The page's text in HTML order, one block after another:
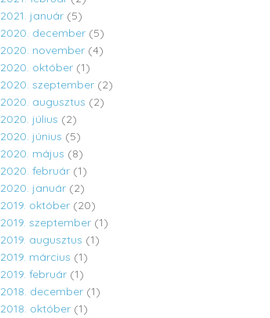
2021. január(5)
2020. december(5)
2020. november(4)
2020. október(1)
2020. szeptember(2)
2020. augusztus (2)
2020. július (2)
2020. június (5)
2020. május (8)
2020. február(1)
2020. január(2)
2019. október(20)
2019. szeptember(1)
2019. augusztus (1)
2019. március (1)
2019. február(1)
2018. december(1)
2018. október(1)